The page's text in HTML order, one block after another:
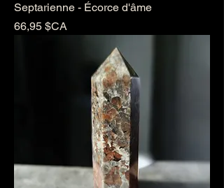
Septarienne - Écorce d'âme
Prix
66,95 $CA